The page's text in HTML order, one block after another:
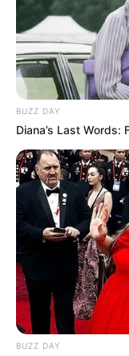
BUZZ DAY
Diana’s Last Words:
BUZZ DAY